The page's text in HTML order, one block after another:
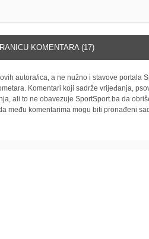
KOMENTARA (17)
autora/ica, a ne nužno i stavove portala
Komentari koji sadrže vrijeđanja,
ali to ne obavezuje SportSport.ba da
među komentarima mogu biti pronađeni